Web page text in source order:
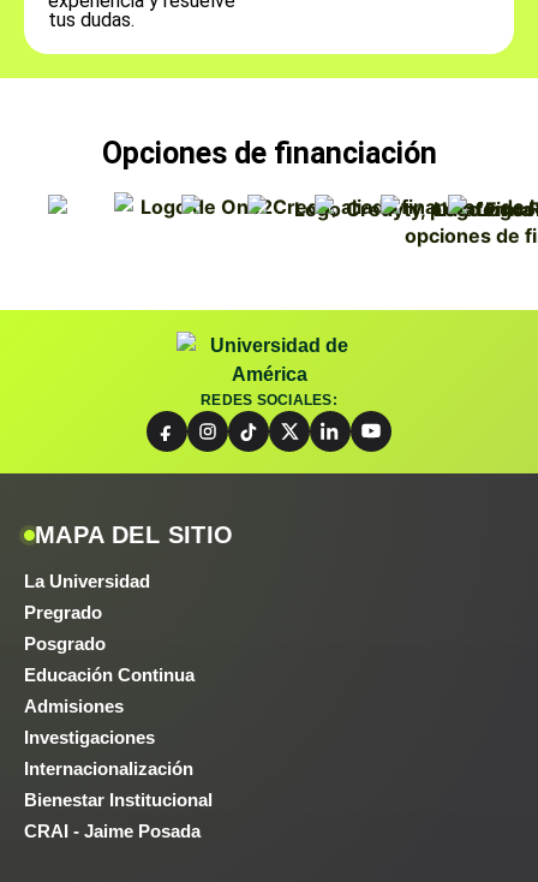
tus dudas.
Opciones de financiación
REDES SOCIALES:
MAPA DEL SITIO
La Universidad
Pregrado
Posgrado
Educación Continua
Admisiones
Investigaciones
Internacionalización
Bienestar Institucional
CRAI - Jaime Posada